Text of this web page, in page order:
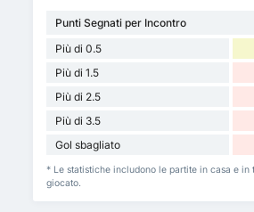
Punti Segnati per Incontro
Più di 0.5
Più di 1.5
Più di 2.5
Più di 3.5
Gol sbagliato
* Le statistiche includono le partite in casa e
giocato.